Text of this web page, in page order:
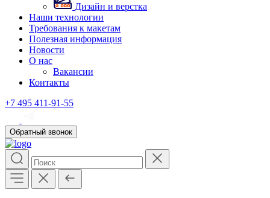
Дизайн и верстка
Наши технологии
Требования к макетам
Полезная информация
Новости
О нас
Вакансии
Контакты
+7 495 411-91-55
Обратный звонок